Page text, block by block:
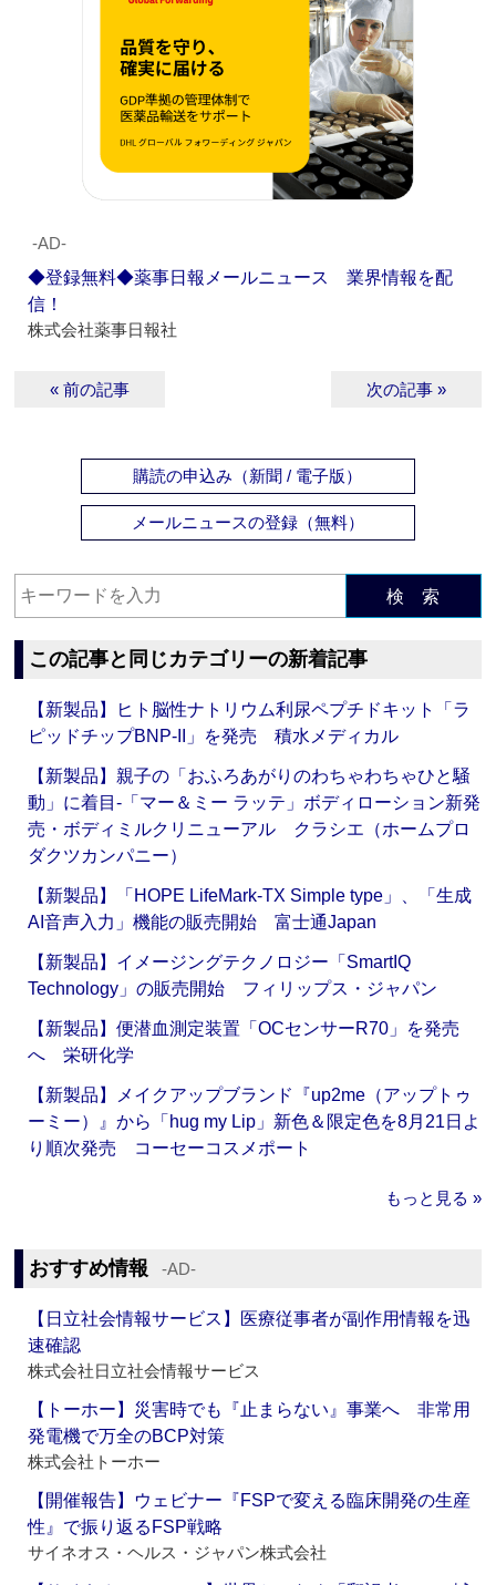
‐AD‐
◆登録無料◆薬事日報メールニュース 業界情報を配
信！
株式会社薬事日報社
« 前の記事 次の記事 »
購読の申込み（新聞 / 電子版）
メールニュースの登録（無料）
検 索
この記事と同じカテゴリーの新着記事
【新製品】ヒト脳性ナトリウム利尿ペプチドキット「ラ
ピッドチップBNP-II」を発売 積水メディカル
【新製品】親子の「おふろあがりのわちゃわちゃひと騒
動」に着目‐「マー＆ミー ラッテ」ボディローション新発
売・ボディミルクリニューアル クラシエ（ホームプロ
ダクツカンパニー）
【新製品】「HOPE LifeMark-TX Simple type」、「生成
AI音声入力」機能の販売開始 富士通Japan
【新製品】イメージングテクノロジー「SmartIQ
Technology」の販売開始 フィリップス・ジャパン
【新製品】便潜血測定装置「OCセンサーR70」を発売
へ 栄研化学
【新製品】メイクアップブランド『up2me（アップトゥ
ーミー）』から「hug my Lip」新色＆限定色を8月21日よ
り順次発売 コーセーコスメポート
もっと見る »
おすすめ情報 ‐AD‐
【日立社会情報サービス】医療従事者が副作用情報を迅
速確認
株式会社日立社会情報サービス
【トーホー】災害時でも『止まらない』事業へ 非常用
発電機で万全のBCP対策
株式会社トーホー
【開催報告】ウェビナー『FSPで変える臨床開発の生産
性』で振り返るFSP戦略
サイネオス・ヘルス・ジャパン株式会社